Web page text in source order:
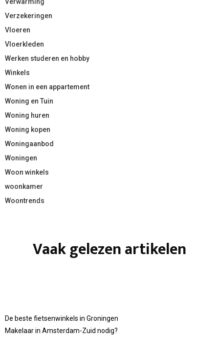
Verzekeringen
Vloeren
Vloerkleden
Werken studeren en hobby
Winkels
Wonen in een appartement
Woning en Tuin
Woning huren
Woning kopen
Woningaanbod
Woningen
Woon winkels
woonkamer
Woontrends
Vaak gelezen artikelen
De beste fietsenwinkels in Groningen
Makelaar in Amsterdam-Zuid nodig?